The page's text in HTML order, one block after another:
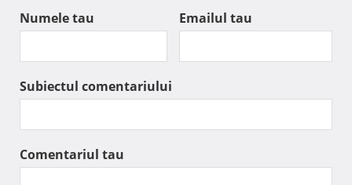
Numele tau Emailul tau
Subiectul comentariului
Comentariul tau